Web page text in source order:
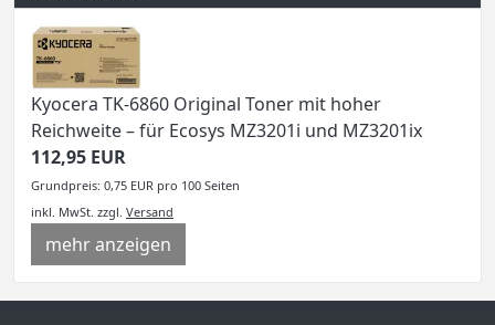
Kyocera TK-6860 Original Toner mit hoher
Reichweite – für Ecosys MZ3201i und MZ3201ix
112,95 EUR
Grundpreis: 0,75 EUR pro 100 Seiten
inkl. MwSt. zzgl. Versand
mehr anzeigen